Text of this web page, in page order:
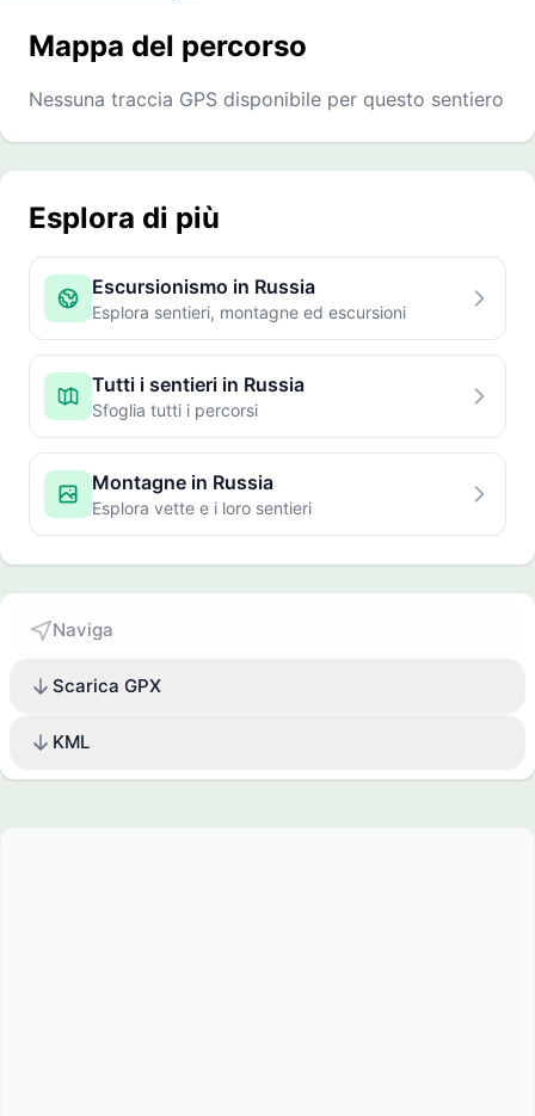
Mappa del percorso
Nessuna traccia GPS disponibile per questo sentiero
Esplora di più
Escursionismo in Russia
Esplora sentieri, montagne ed escursioni
Tutti i sentieri in Russia
Sfoglia tutti i percorsi
Montagne in Russia
Esplora vette e i loro sentieri
Naviga
Scarica GPX
KML